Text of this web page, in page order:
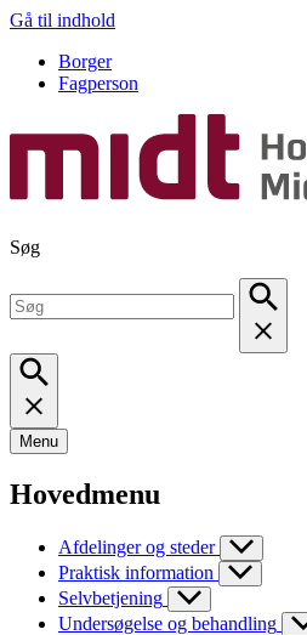
Gå til indhold
Borger
Fagperson
Søg
Menu
Hovedmenu
Afdelinger og steder
Praktisk information
Selvbetjening
Undersøgelse og behandling